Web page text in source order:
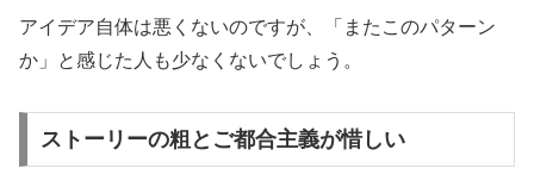
アイデア自体は悪くないのですが、「またこのパターン
か」と感じた人も少なくないでしょう。
ストーリーの粗とご都合主義が惜しい